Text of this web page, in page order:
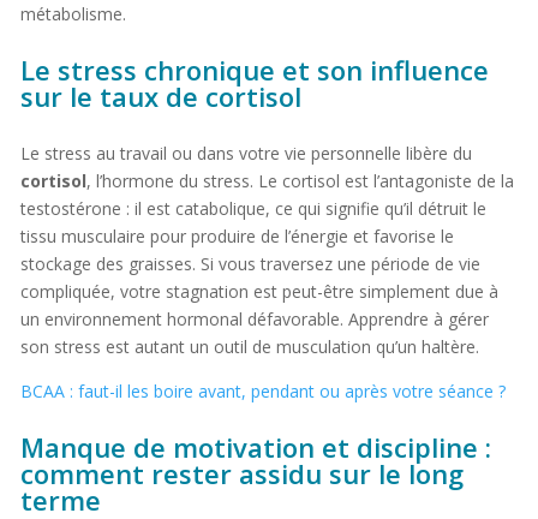
métabolisme.
Le stress chronique et son influence
sur le taux de cortisol
Le stress au travail ou dans votre vie personnelle libère du
cortisol, l’hormone du stress. Le cortisol est l’antagoniste de la
testostérone : il est catabolique, ce qui signifie qu’il détruit le
tissu musculaire pour produire de l’énergie et favorise le
stockage des graisses. Si vous traversez une période de vie
compliquée, votre stagnation est peut-être simplement due à
un environnement hormonal défavorable. Apprendre à gérer
son stress est autant un outil de musculation qu’un haltère.
BCAA : faut-il les boire avant, pendant ou après votre séance ?
Manque de motivation et discipline :
comment rester assidu sur le long
terme